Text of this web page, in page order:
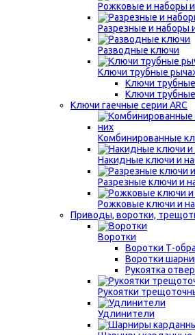
Рожковые и наборы
Разрезные и наборы
Разводные ключи
Ключи трубные
Ключи
Ключи
Ключи гаечные серии ARC
Комбинированные
Накидные ключи и
Разрезные ключи и
Рожковые ключи и
Приводы, воротки,
Воротки
Воротки Т-
Воротки
Рукоятка
Рукоятки
Удлинители